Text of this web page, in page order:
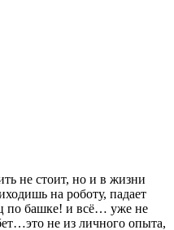
не стоит, но и в жизни
на роботу, падает
по башке! и всё… уже не
не из личного опыта,